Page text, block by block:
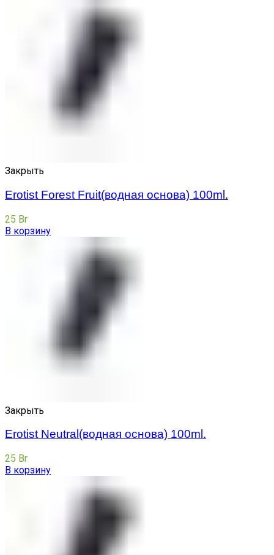
Закрыть
Erotist Forest Fruit(водная основа) 100ml.
25 Br
В корзину
Закрыть
Erotist Neutral(водная основа) 100ml.
25 Br
В корзину